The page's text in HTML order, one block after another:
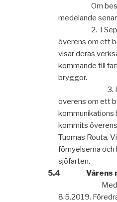
Om
medelande
2. I
överens om ett
visar deras
kommande till
bryggor.
3.
överens om ett
kommunikations
kommits
Tuomas Routa.
förnyelserna och
sjöfarten.
5.4
Vårens
8.5.2019.